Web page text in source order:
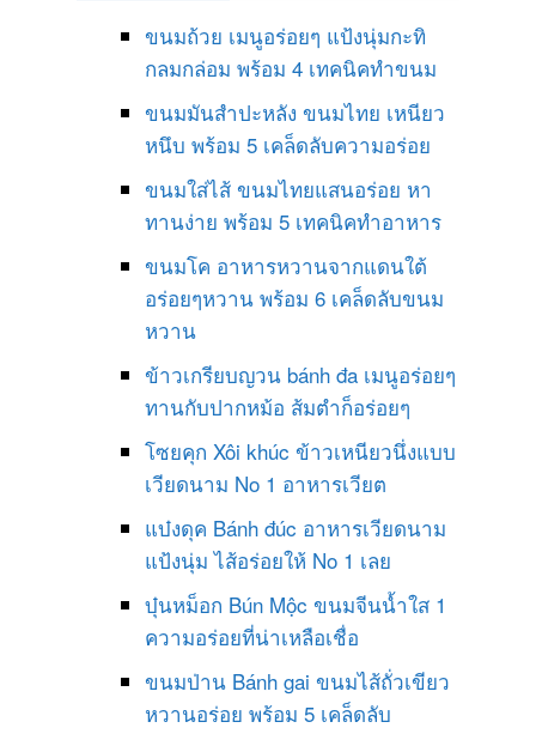
ขนมถ้วย เมนูอร่อยๆ แป้งนุ่มกะทิ
กลมกล่อม พร้อม 4 เทคนิคทำขนม
ขนมมันสำปะหลัง ขนมไทย เหนียว
หนึบ พร้อม 5 เคล็ดลับความอร่อย
ขนมใส่ไส้ ขนมไทยแสนอร่อย หา
ทานง่าย พร้อม 5 เทคนิคทำอาหาร
ขนมโค อาหารหวานจากแดนใต้
อร่อยๆหวาน พร้อม 6 เคล็ดลับขนม
หวาน
ข้าวเกรียบญวน bánh đa เมนูอร่อยๆ
ทานกับปากหม้อ ส้มตำก็อร่อยๆ
โซยคุก Xôi khúc ข้าวเหนียวนึ่งแบบ
เวียดนาม No 1 อาหารเวียต
แบ๋งดุค Bánh đúc อาหารเวียดนาม
แป้งนุ่ม ไส้อร่อยให้ No 1 เลย
บุ๋นหม็อก Bún Mộc ขนมจีนน้ำใส 1
ความอร่อยที่น่าเหลือเชื่อ
ขนมป่าน Bánh gai ขนมไส้ถั่วเขียว
หวานอร่อย พร้อม 5 เคล็ดลับ